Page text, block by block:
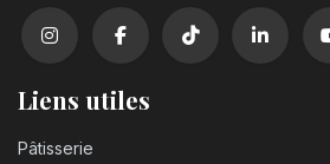
Liens utiles
Pâtisserie